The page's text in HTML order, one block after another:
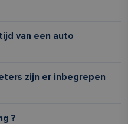
van een auto
zijn er inbegrepen
?